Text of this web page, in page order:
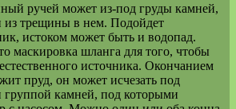
ручей может из-под груды камней,
из трещины в нем. Подойдет
истоком может быть и водопад.
маскировка шланга для того, чтобы
источника. Окончанием
пруд, он может исчезать под
камней, под которыми